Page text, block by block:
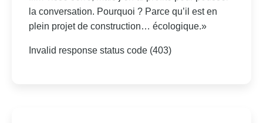
la conversation. Pourquoi ? Parce qu’il est en
plein projet de construction… écologique.»
Invalid response status code (403)